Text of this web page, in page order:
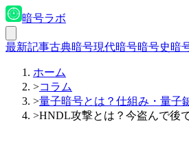
暗号ラボ
最新記事古典暗号現代暗号暗号史暗
ホーム
>コラム
>量子暗号とは？仕組み・量子
>HNDL攻撃とは？今盗んで後